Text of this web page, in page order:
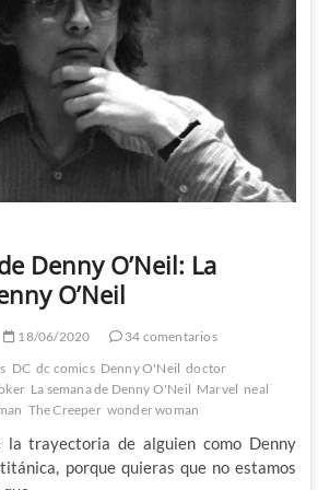
Denny O’Neil: La
O’Neil
18/06/2020
34 comentarios
DC dc comics Denny O'Neil doctor
La semana de Denny O'Neil Marvel neal
The Creeper wonder woman
la trayectoria de alguien como Denny
porque quieras que no estamos